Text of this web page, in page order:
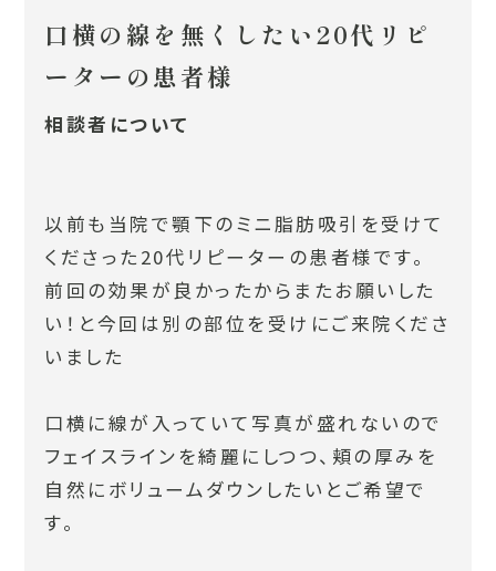
口横の線を無くしたい20代リピ
ーターの患者様
相談者について
以前も当院で顎下のミニ脂肪吸引を受けて
くださった20代リピーターの患者様です。
前回の効果が良かったからまたお願いした
い！と今回は別の部位を受けにご来院くださ
いました
口横に線が入っていて写真が盛れないので
フェイスラインを綺麗にしつつ、頬の厚みを
自然にボリュームダウンしたいとご希望で
す。